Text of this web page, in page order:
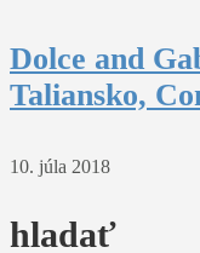
Dolce and
Taliansko,
10. júla 2018
hladať